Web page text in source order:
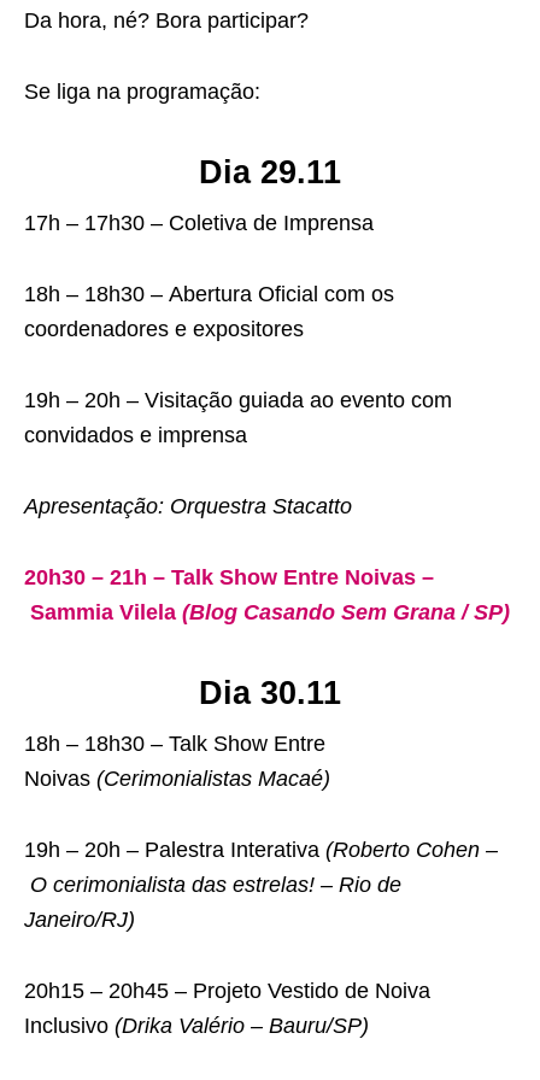
Da hora, né? Bora participar?
Se liga na programação:
Dia 29.11
17h – 17h30 – Coletiva de Imprensa
18h – 18h30 – Abertura Oficial com os
coordenadores e expositores
19h – 20h – Visitação guiada ao evento com
convidados e imprensa
Apresentação: Orquestra Stacatto
20h30 – 21h – Talk Show Entre Noivas –
Sammia Vilela (Blog Casando Sem Grana / SP)
Dia 30.11
18h – 18h30 – Talk Show Entre
Noivas (Cerimonialistas Macaé)
19h – 20h – Palestra Interativa (Roberto Cohen –
O cerimonialista das estrelas! – Rio de
Janeiro/RJ)
20h15 – 20h45 – Projeto Vestido de Noiva
Inclusivo (Drika Valério – Bauru/SP)